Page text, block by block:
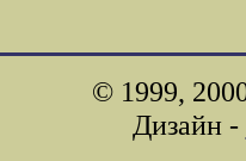
© 1999,
Дизайн -